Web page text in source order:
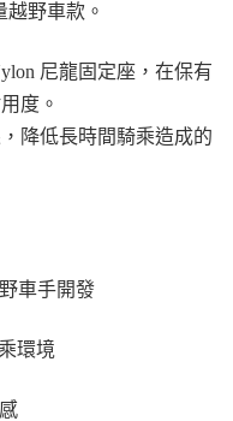
越野車款。
尼龍固定座，在保有
度。
降低長時間騎乘造成的
車手開發
環境